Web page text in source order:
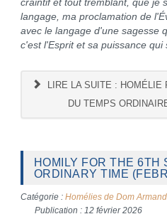
craintif et tout tremblant, que je
langage, ma proclamation de
avec le langage d'une sagesse
c'est l'Esprit et sa puissance qui
LIRE LA SUITE : HOMÉLIE
DU TEMPS
HOMILY FOR THE 6TH
ORDINARY TIME
Catégorie : Homélies de Dom
Publication : 12 février 2026